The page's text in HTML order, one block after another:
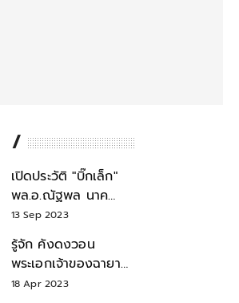
เปิดประวัติ "บิ๊กเล็ก"
พล.อ.ณัฐพล นาค
พาณิชย์ จากเลขาฯ
สมช.-เลขาฯ
รมว.กลาโหม
13 Sep 2023
รู้จัก คังดงวอน
พระเอกเจ้าของฉายา
สมบัติแห่งชาติ หลังมี
18 Apr 2023